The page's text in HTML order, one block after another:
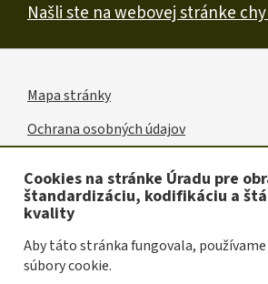
Našli ste na webovej stránke
odkazy
Mapa stránky
Ochrana osobných údajov
Oznámenie o používaní súborov
Cookies na stránke Úradu pre
štandardizáciu, kodifikáciu a
kvality
Aby táto stránka fungovala,
súbory cookie.